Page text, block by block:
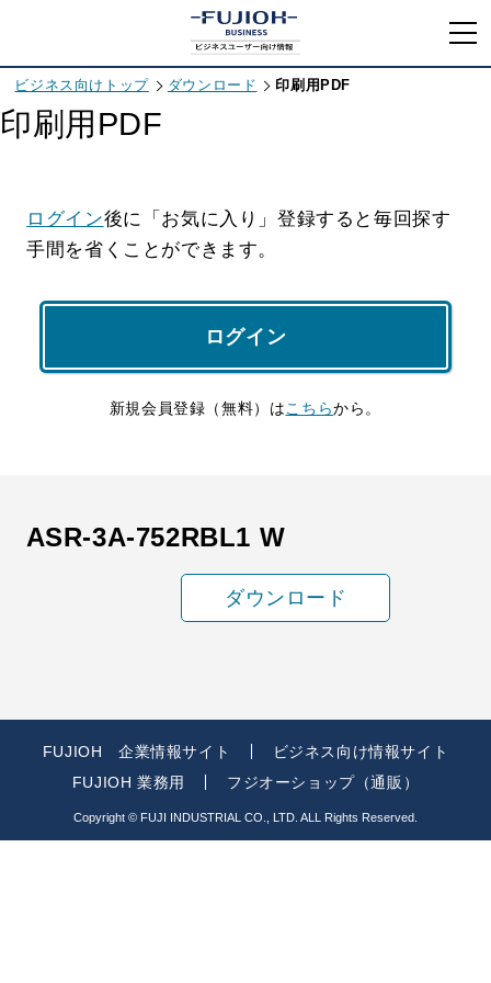
ビジネス向けトップ ダウンロード 印刷用PDF
印刷用PDF
ログイン後に「お気に入り」登録すると毎回探す
手間を省くことができます。
ログイン
新規会員登録（無料）はこちらから。
ASR-3A-752RBL1 W
ダウンロード
FUJIOH 企業情報サイト
ビジネス向け情報サイト
FUJIOH 業務用
フジオーショップ（通販）
Copyright © FUJI INDUSTRIAL CO., LTD. ALL Rights Reserved.